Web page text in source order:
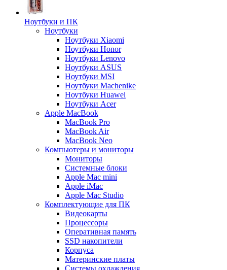
Ноутбуки и ПК
Ноутбуки
Ноутбуки Xiaomi
Ноутбуки Honor
Ноутбуки Lenovo
Ноутбуки ASUS
Ноутбуки MSI
Ноутбуки Machenike
Ноутбуки Huawei
Ноутбуки Acer
Apple MacBook
MacBook Pro
MacBook Air
MacBook Neo
Компьютеры и мониторы
Мониторы
Системные блоки
Apple Mac mini
Apple iMac
Apple Mac Studio
Комплектующие для ПК
Видеокарты
Процессоры
Оперативная память
SSD накопители
Корпуса
Материнские платы
Системы охлаждения